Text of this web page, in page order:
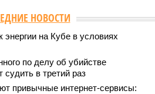
НОВОСТИ
энергии на Кубе в условиях
по делу об убийстве
судить в третий раз
привычные интернет-сервисы: